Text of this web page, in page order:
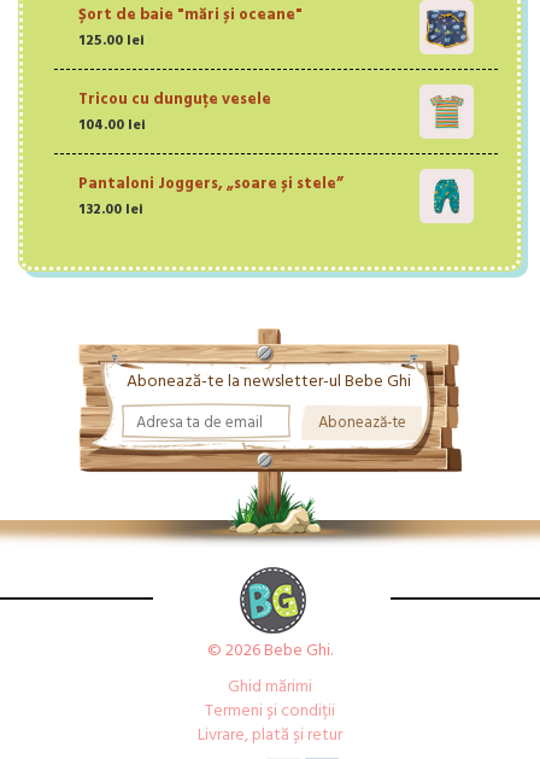
Șort de baie "mări și oceane"
125.00 lei
Tricou cu dunguțe vesele
104.00 lei
Pantaloni Joggers, „soare și stele”
132.00 lei
Abonează-te la newsletter-ul Bebe Ghi
© 2026 Bebe Ghi.
Ghid mărimi
Termeni și condiții
Livrare, plată și retur